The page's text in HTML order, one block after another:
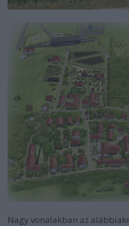
Nagy vonalakban az